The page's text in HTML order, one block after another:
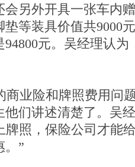
会另外开具一张车内
等装具价值共9000
元。吴经理认
业险和牌照费用问
他们讲述清楚了。吴
牌照，保险公司才能
。”